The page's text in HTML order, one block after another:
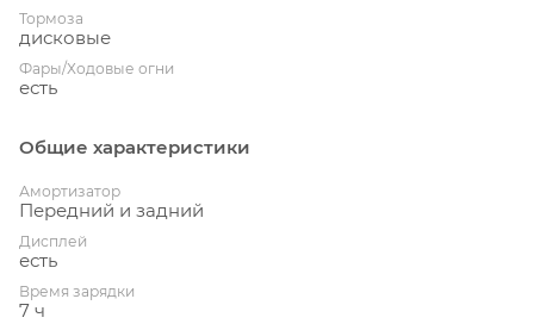
Тормоза
дисковые
Фары/Ходовые огни
есть
Общие характеристики
Амортизатор
Передний и задний
Дисплей
есть
Время зарядки
7 ч